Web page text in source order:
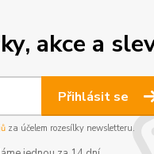
akce a
Přihlásit se
za účelem rozesílky newsletteru.